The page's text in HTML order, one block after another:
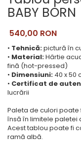
BABY BORN
540,00 RON
• Tehnică:pictură în
• Material:Hârtie
fină (hot-pressed)
• Dimensiuni: 40 x 50
• Certificat de
lucrării
Paleta de culori
însă în limitele paletei
Acest tablou poate fi
ramă albă.